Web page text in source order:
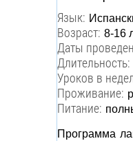
Язык:
Возраст: 8-16
Даты
Длительность:
Уроков в
Проживание:
Питание:
Программа